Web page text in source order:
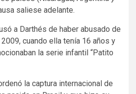
saliese adelante.
a Darthés de haber abusado de
cuando ella tenía 16 años y
la serie infantil “Patito
la captura internacional de